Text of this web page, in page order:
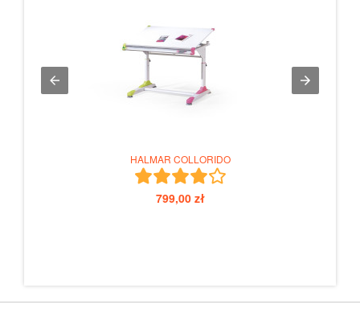
HALMAR COLLORIDO
799,00 zł